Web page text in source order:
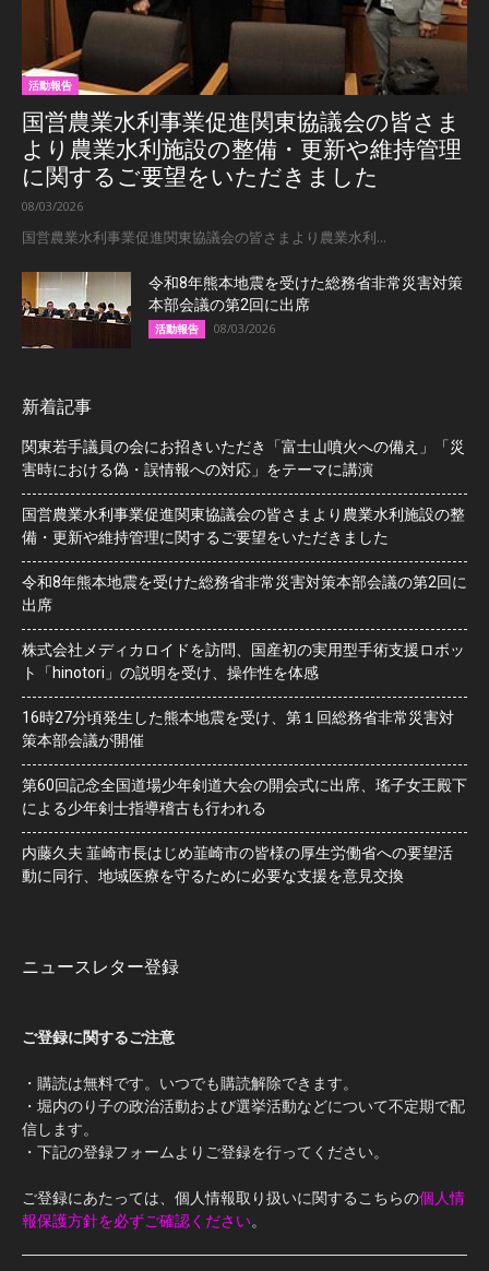
活動報告
国営農業水利事業促進関東協議会の皆さま
より農業水利施設の整備・更新や維持管理
に関するご要望をいただきました
08/03/2026
国営農業水利事業促進関東協議会の皆さまより農業水利...
令和8年熊本地震を受けた総務省非常災害対策
本部会議の第2回に出席
活動報告 08/03/2026
新着記事
関東若手議員の会にお招きいただき「富士山噴火への備え」「災
害時における偽・誤情報への対応」をテーマに講演
国営農業水利事業促進関東協議会の皆さまより農業水利施設の整
備・更新や維持管理に関するご要望をいただきました
令和8年熊本地震を受けた総務省非常災害対策本部会議の第2回に
出席
株式会社メディカロイドを訪問、国産初の実用型手術支援ロボッ
ト「hinotori」の説明を受け、操作性を体感
16時27分頃発生した熊本地震を受け、第１回総務省非常災害対
策本部会議が開催
第60回記念全国道場少年剣道大会の開会式に出席、瑤子女王殿下
による少年剣士指導稽古も行われる
内藤久夫 韮崎市長はじめ韮崎市の皆様の厚生労働省への要望活
動に同行、地域医療を守るために必要な支援を意見交換
ニュースレター登録
ご登録に関するご注意
・購読は無料です。いつでも購読解除できます。
・堀内のり子の政治活動および選挙活動などについて不定期で配
信します。
・下記の登録フォームよりご登録を行ってください。
ご登録にあたっては、個人情報取り扱いに関するこちらの個人情
報保護方針を必ずご確認ください。